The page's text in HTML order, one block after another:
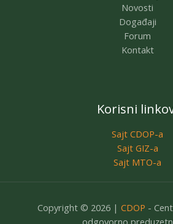
Novosti
Događaji
Forum
Kontakt
Korisni
Sajt CDOP-a
Sajt GIZ-a
Sajt MTO-a
Copyright © 2026 | CDOP -
odgovorno